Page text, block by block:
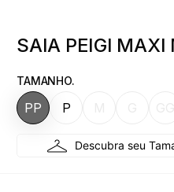
SAIA PEIGI MAXI
TAMANHO.
P
PP